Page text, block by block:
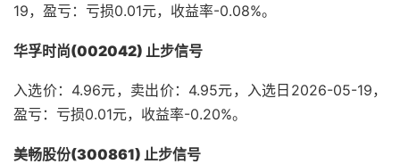
19，盈亏：亏损0.01元，收益率-0.08%。
华孚时尚(002042) 止步信号
入选价：4.96元，卖出价：4.95元，入选日2026-05-19，
盈亏：亏损0.01元，收益率-0.20%。
美畅股份(300861) 止步信号